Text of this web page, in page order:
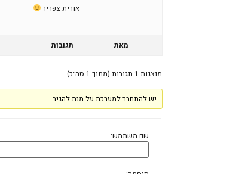
אורית צפריר
מאת תגובות
מוצגות 1 תגובות (מתוך 1 סה״כ)
יש להתחבר למערכת על מנת להגיב.
שם משתמש: